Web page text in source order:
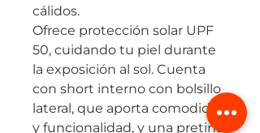
cálidos.
Ofrece protección solar UPF
50, cuidando tu piel durante
la exposición al sol. Cuenta
con short interno con bolsillo
lateral, que aporta comodidad
y funcionalidad, y una pretina